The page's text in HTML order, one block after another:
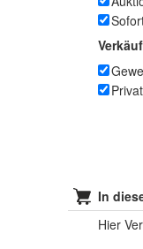
Privat
In
Hier